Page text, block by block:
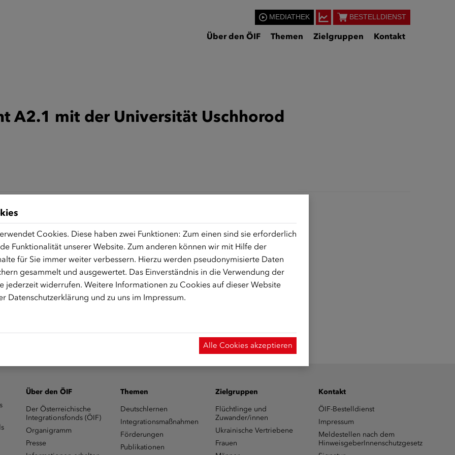
MEDIATHEK BESTELLDIENST
Über den ÖIF Themen Zielgruppen Kontakt
A2.1 mit der Universität Uschhorod
j/94616945580
Start des Onlinekurses aktiviert.)
Über den ÖIF
Der Österreichische
Integrationsfonds (ÖIF)
Organigramm
Presse
Themen
Deutschlernen
Integrationsmaßnahmen
Förderungen
Publikationen
Zielgruppen
Flüchtlinge und
Zuwander/innen
Ukrainische Vertriebene
Frauen
Kontakt
ÖIF-Bestelldienst
Impressum
Meldestellen nach dem
HinweisgeberInnenschutzgesetz
Cookies. Diese haben zwei Funktionen: Zum einen sind sie erforderlich
Funktionalität unserer Website. Zum anderen können wir mit Hilfe der
für Sie immer weiter verbessern. Hierzu werden pseudonymisierte Daten
gesammelt und ausgewertet. Das Einverständnis in die Verwendung der
jederzeit widerrufen. Weitere Informationen zu Cookies auf dieser Website
Datenschutzerklärung und zu uns im Impressum.
Alle Cookies akzeptieren